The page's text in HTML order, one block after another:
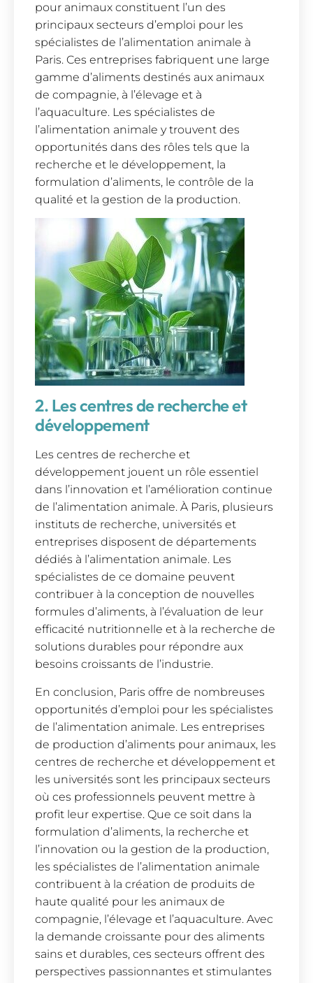
pour animaux constituent l’un des
principaux secteurs d’emploi pour les
spécialistes de l’alimentation animale à
Paris. Ces entreprises fabriquent une large
gamme d’aliments destinés aux animaux
de compagnie, à l’élevage et à
l’aquaculture. Les spécialistes de
l’alimentation animale y trouvent des
opportunités dans des rôles tels que la
recherche et le développement, la
formulation d’aliments, le contrôle de la
qualité et la gestion de la production.
2. Les centres de recherche et
développement
Les centres de recherche et
développement jouent un rôle essentiel
dans l’innovation et l’amélioration continue
de l’alimentation animale. À Paris, plusieurs
instituts de recherche, universités et
entreprises disposent de départements
dédiés à l’alimentation animale. Les
spécialistes de ce domaine peuvent
contribuer à la conception de nouvelles
formules d’aliments, à l’évaluation de leur
efficacité nutritionnelle et à la recherche de
solutions durables pour répondre aux
besoins croissants de l’industrie.
En conclusion, Paris offre de nombreuses
opportunités d’emploi pour les spécialistes
de l’alimentation animale. Les entreprises
de production d’aliments pour animaux, les
centres de recherche et développement et
les universités sont les principaux secteurs
où ces professionnels peuvent mettre à
profit leur expertise. Que ce soit dans la
formulation d’aliments, la recherche et
l’innovation ou la gestion de la production,
les spécialistes de l’alimentation animale
contribuent à la création de produits de
haute qualité pour les animaux de
compagnie, l’élevage et l’aquaculture. Avec
la demande croissante pour des aliments
sains et durables, ces secteurs offrent des
perspectives passionnantes et stimulantes